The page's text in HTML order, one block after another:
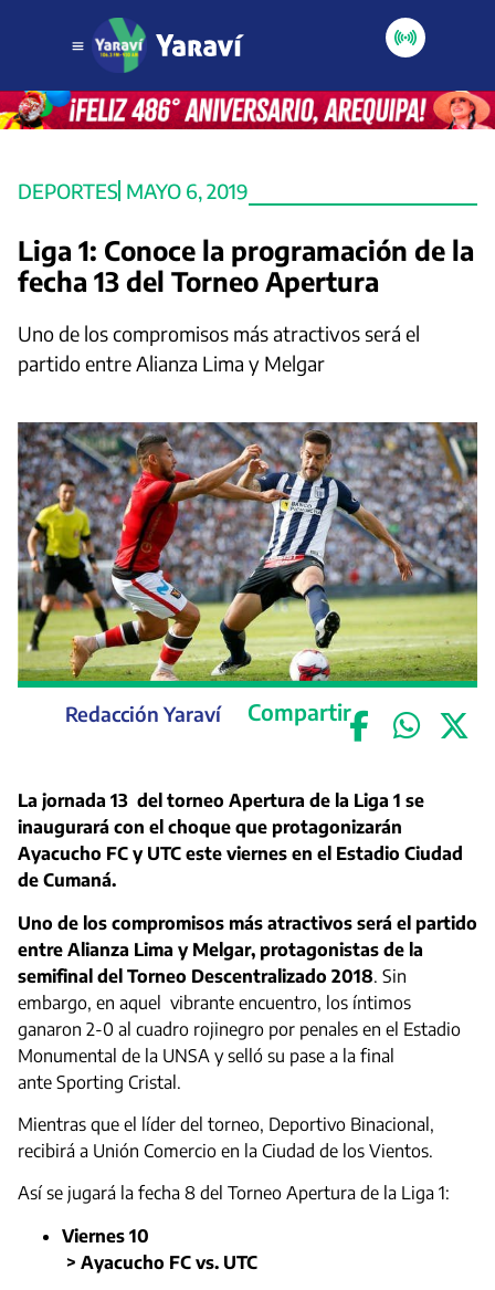
DEPORTES MAYO 6, 2019
Liga 1: Conoce la programación de la
fecha 13 del Torneo Apertura
Uno de los compromisos más atractivos será el
partido entre Alianza Lima y Melgar
Redacción Yaraví Compartir
La jornada 13 del torneo Apertura de la Liga 1 se
inaugurará con el choque que protagonizarán
Ayacucho FC y UTC este viernes en el Estadio Ciudad
de Cumaná.
Uno de los compromisos más atractivos será el partido
entre Alianza Lima y Melgar, protagonistas de la
semifinal del Torneo Descentralizado 2018. Sin
embargo, en aquel vibrante encuentro, los íntimos
ganaron 2-0 al cuadro rojinegro por penales en el Estadio
Monumental de la UNSA y selló su pase a la final
ante Sporting Cristal.
Mientras que el líder del torneo, Deportivo Binacional,
recibirá a Unión Comercio en la Ciudad de los Vientos.
Así se jugará la fecha 8 del Torneo Apertura de la Liga 1:
Viernes 10
> Ayacucho FC vs. UTC